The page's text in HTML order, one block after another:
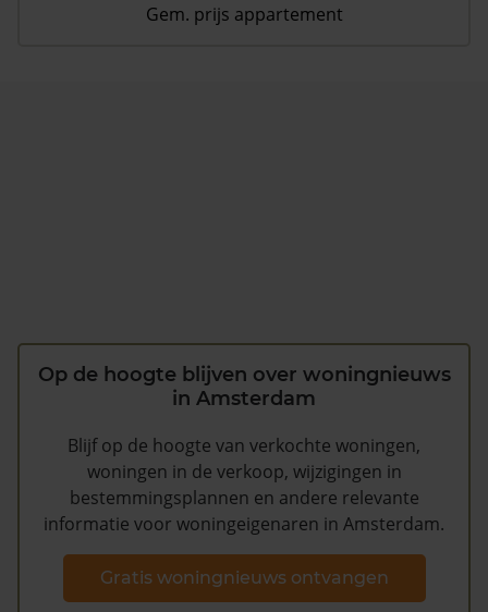
Gem. prijs appartement
Op de hoogte blijven over woningnieuws
in Amsterdam
Blijf op de hoogte van verkochte woningen,
woningen in de verkoop, wijzigingen in
bestemmingsplannen en andere relevante
informatie voor woningeigenaren in Amsterdam.
Gratis woningnieuws ontvangen